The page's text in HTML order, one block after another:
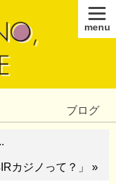
ブログ
カジノって？」 »
menu